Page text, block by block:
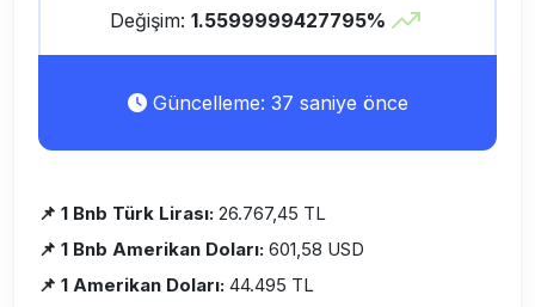
Değişim: 1.5599999427795%
Güncelleme: 37 saniye önce
📌 1 Bnb Türk Lirası: 26.767,45 TL
📌 1 Bnb Amerikan Doları: 601,58 USD
📌 1 Amerikan Doları: 44.495 TL